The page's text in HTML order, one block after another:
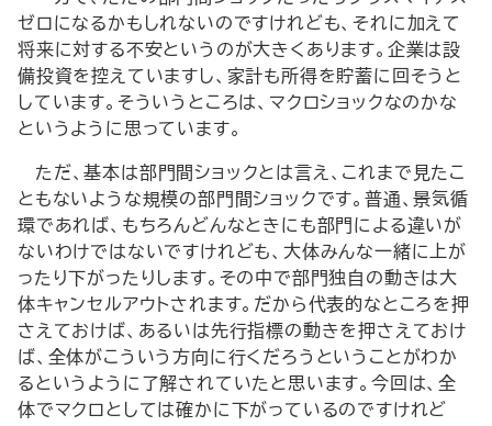
ゼロになるかもしれないのですけれども、それに加えて
将来に対する不安というのが大きくあります。企業は設
備投資を控えていますし、家計も所得を貯蓄に回そうと
しています。そういうところは、マクロショックなのかな
というように思っています。
ただ、基本は部門間ショックとは言え、これまで見たこ
ともないような規模の部門間ショックです。普通、景気循
環であれば、もちろんどんなときにも部門による違いが
ないわけではないですけれども、大体みんな一緒に上が
ったり下がったりします。その中で部門独自の動きは大
体キャンセルアウトされます。だから代表的なところを押
さえておけば、あるいは先行指標の動きを押さえておけ
ば、全体がこういう方向に行くだろうということがわか
るというように了解されていたと思います。今回は、全
体でマクロとしては確かに下がっているのですけれど